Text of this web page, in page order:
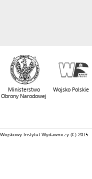
Ministerstwo
Obrony Narodowej
Wojsko Polskie
Wojskowy Instytut Wydawniczy (C) 2015